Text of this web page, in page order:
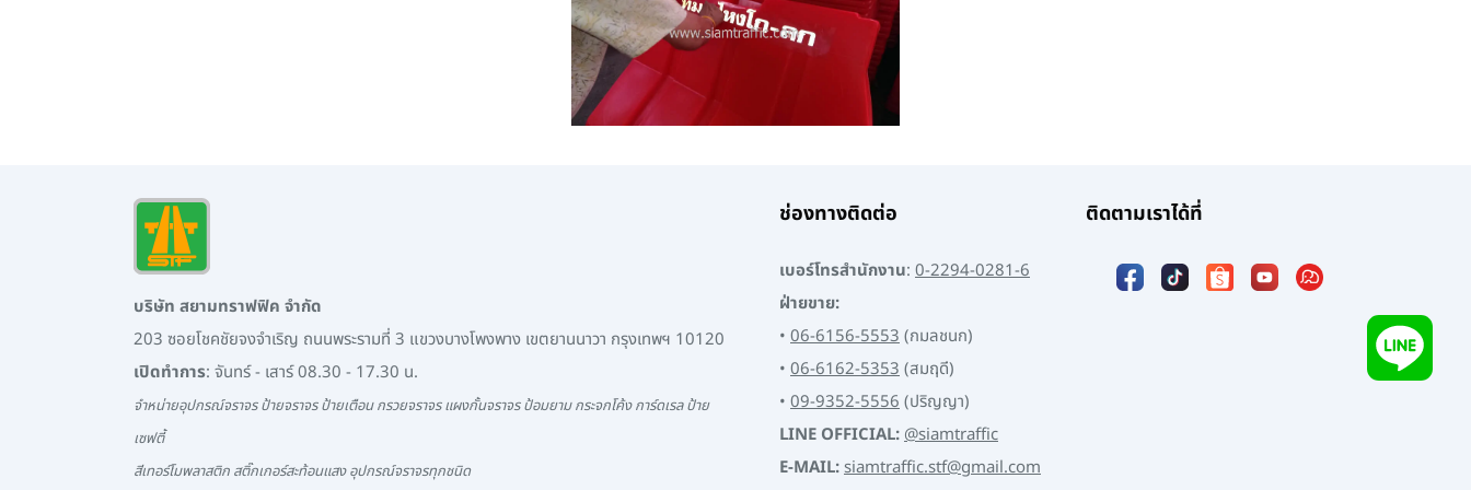
บริษัท สยามทราฟฟิค จำกัด
203 ซอยโชคชัยจงจำเริญ ถนนพระรามที่ 3 แขวงบางโพงพาง เขตยานนาวา กรุงเทพฯ 10120
เปิดทำการ: จันทร์ - เสาร์ 08.30 - 17.30 น.
จำหน่ายอุปกรณ์จราจร ป้ายจราจร ป้ายเตือน กรวยจราจร แผงกั้นจราจร ป้อมยาม กระจกโค้ง การ์ดเรล ป้าย
เซฟตี้
สีเทอร์โมพลาสติก สติ๊กเกอร์สะท้อนแสง อุปกรณ์จราจรทุกชนิด
ช่องทางติดต่อ
เบอร์โทรสำนักงาน: 0-2294-0281-6
ฝ่ายขาย:
• 06-6156-5553 (กมลชนก)
• 06-6162-5353 (สมฤดี)
• 09-9352-5556 (ปริญญา)
LINE OFFICIAL: @siamtraffic
E-MAIL: siamtraffic.stf@gmail.com
ติดตามเราได้ที่